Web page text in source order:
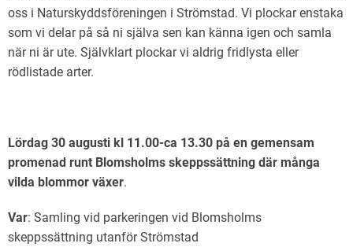
oss i Naturskyddsföreningen i Strömstad. Vi plockar enstaka
som vi delar på så ni själva sen kan känna igen och samla
när ni är ute. Självklart plockar vi aldrig fridlysta eller
rödlistade arter.
Lördag 30 augusti kl 11.00-ca 13.30 på en gemensam
promenad runt Blomsholms skeppssättning där många
vilda blommor växer.
Var: Samling vid parkeringen vid Blomsholms
skeppssättning utanför Strömstad